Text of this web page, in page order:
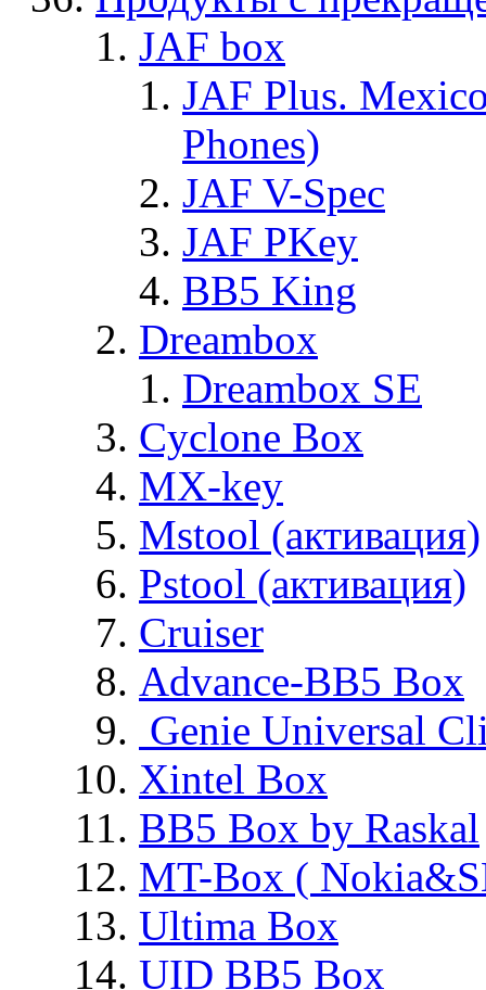
JAF box
JAF Plus.
Phones)
JAF V-Spec
JAF PKey
BB5 King
Dreambox
Dreambox SE
Cyclone Box
MX-key
Mstool (активация)
Pstool (активация)
Cruiser
Advance-BB5 Box
Genie Universal
Xintel Box
BB5 Box by Raskal
MT-Box (
Ultima Box
UID BB5 Box